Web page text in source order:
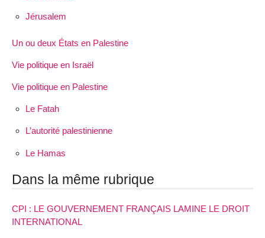
Jérusalem
Un ou deux États en Palestine
Vie politique en Israël
Vie politique en Palestine
Le Fatah
L’autorité palestinienne
Le Hamas
Dans la même rubrique
CPI : LE GOUVERNEMENT FRANÇAIS LAMINE LE DROIT
INTERNATIONAL